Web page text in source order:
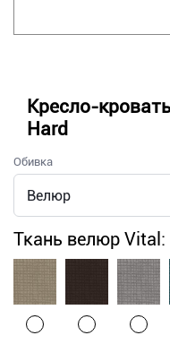
Кресло-
Hard
Обивка
Ткань велюр Vital: